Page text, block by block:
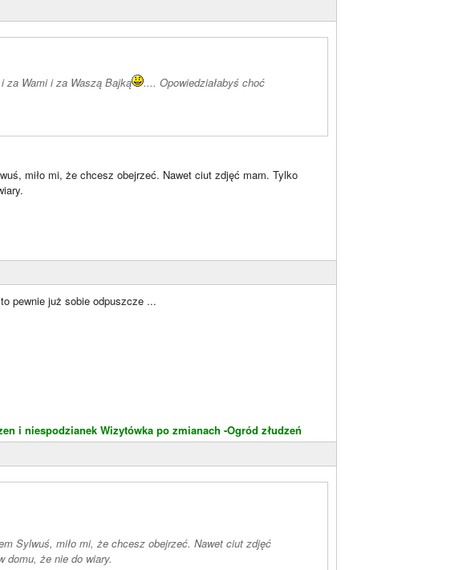
za Wami i za Waszą Bajką
.... Opowiedziałabyś choć
miło mi, że chcesz obejrzeć. Nawet ciut zdjęć mam. Tylko
pewnie już sobie odpuszcze ...
i niespodzianek Wizytówka po zmianach -Ogród złudzeń
Sylwuś, miło mi, że chcesz obejrzeć. Nawet ciut zdjęć
domu, że nie do wiary.